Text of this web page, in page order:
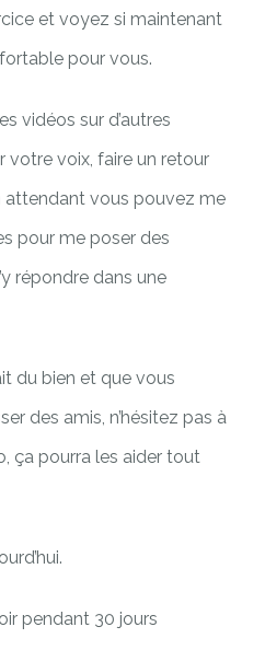
et voyez si maintenant
pour vous.
vidéos sur d’autres
votre voix, faire un retour
attendant vous pouvez me
pour me poser des
répondre dans une
du bien et que vous
des amis, n’hésitez pas à
ça pourra les aider tout
pendant 30 jours